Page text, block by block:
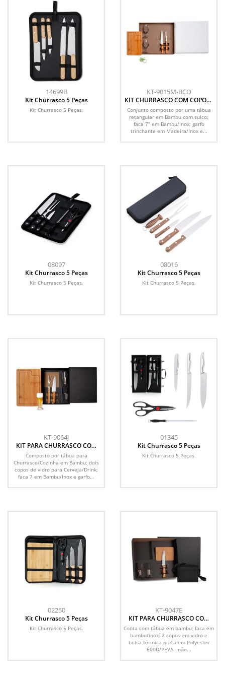
14699B
Kit Churrasco 5 Peças
Kit Churrasco 5 Peças.
KT-9015M-BCO
KIT CHURRASCO COM COPOS -
Conjunto composto por uma tábua
retangular em Bambu com sulco;
faca 7” em Bambu/Inox; garfo
trinchante em Madeira/Inox e...
08097
Kit Churrasco 5 Peças
Kit Churrasco 5 Peças.
08016
Kit Churrasco 5 Peças
Kit Churrasco 5 Peças.
KT-9064J
KIT PARA CHURRASCO COM
COPOS - 5 PÇS
Composto por tábua para
Churrasco/Cozinha em Bambu; dois
copos de vidro para Cerveja/Drink;
faca 7 em Bambu/Inox e garfo...
01345
Kit Churrasco 5 Peças
Kit Churrasco 5 Peças.
02250
Kit Churrasco 5 Peças
Kit Churrasco 5 Peças.
KT-9047E
KIT PARA CHURRASCO COM
COPOS E BOLSA TÉRMICA - 5
PÇS
Conta com tábua em bambu; faca em
bambu/inox; 2 copos em vidro e
bolsa térmica preta em Polyester
600D/PEVA - não...